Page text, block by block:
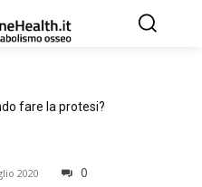
fare la protesi?
2020 0